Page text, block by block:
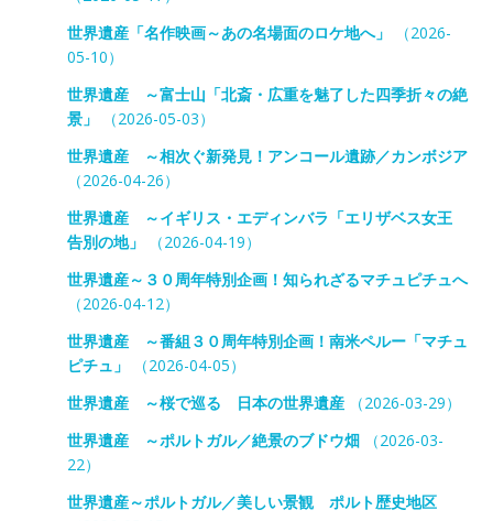
世界遺産「名作映画～あの名場面のロケ地へ」
（2026-
05-10）
世界遺産 ～富士山「北斎・広重を魅了した四季折々の絶
景」
（2026-05-03）
世界遺産 ～相次ぐ新発見！アンコール遺跡／カンボジア
（2026-04-26）
世界遺産 ～イギリス・エディンバラ「エリザベス女王
告別の地」
（2026-04-19）
世界遺産～３０周年特別企画！知られざるマチュピチュへ
（2026-04-12）
世界遺産 ～番組３０周年特別企画！南米ペルー「マチュ
ピチュ」
（2026-04-05）
世界遺産 ～桜で巡る 日本の世界遺産（2026-03-29）
世界遺産 ～ポルトガル／絶景のブドウ畑（2026-03-
22）
世界遺産～ポルトガル／美しい景観 ポルト歴史地区